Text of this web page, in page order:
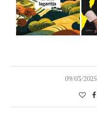
09/03/2025